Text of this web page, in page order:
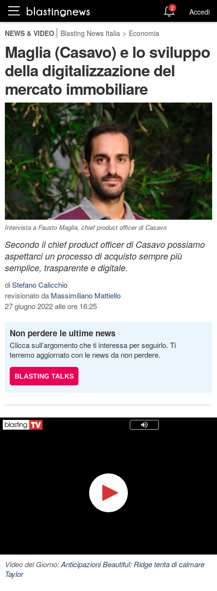
2 Accedi
NEWS & VIDEO Blasting News Italia > Economia
Maglia (Casavo) e lo sviluppo
della digitalizzazione del
mercato immobiliare
Intervista a Fausto Maglia, chief product officer di Casavo
Secondo il chief product officer di Casavo possiamo
aspettarci un processo di acquisto sempre più
semplice, trasparente e digitale.
diStefano Calicchio
revisionato da Massimiliano Mattiello
27 giugno 2022 alle ore 16:25
Non perdere le ultime news
Clicca sull’argomento che ti interessa per seguirlo. Ti
terremo aggiornato con le news da non perdere.
BLASTING TALKS
Video del Giorno:Anticipazioni Beautiful: Ridge tenta di calmare
Taylor